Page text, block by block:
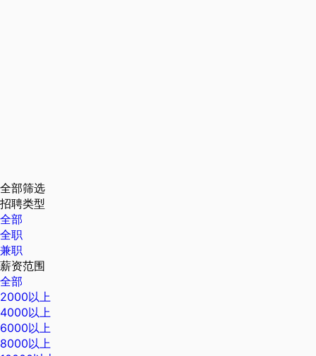
全部筛选
招聘类型
全部
全职
兼职
薪资范围
全部
2000以上
4000以上
6000以上
8000以上